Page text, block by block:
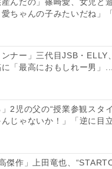
産んだの」篠崎愛、女児と
ちゃんの子みたいだね」
ンナー」三代目JSB・ELLY
「最高におもしれー男」...
」2児の父の“授業参観スタ
んじゃないか！」「逆に目
傑作」上田竜也、